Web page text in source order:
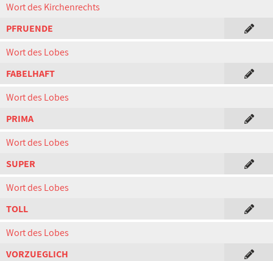
Wort des Kirchenrechts
PFRUENDE
Wort des Lobes
FABELHAFT
Wort des Lobes
PRIMA
Wort des Lobes
SUPER
Wort des Lobes
TOLL
Wort des Lobes
VORZUEGLICH